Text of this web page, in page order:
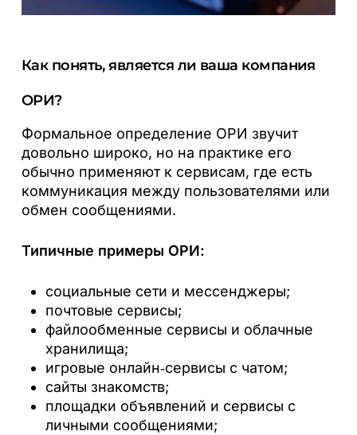
Как понять, является ли ваша компания
ОРИ?
Формальное определение ОРИ звучит
довольно широко, но на практике его
обычно применяют к сервисам, где есть
коммуникация между пользователями или
обмен сообщениями.
Типичные примеры ОРИ:
социальные сети и мессенджеры;
почтовые сервисы;
файлообменные сервисы и облачные
хранилища;
игровые онлайн‑сервисы с чатом;
сайты знакомств;
площадки объявлений и сервисы с
личными сообщениями;